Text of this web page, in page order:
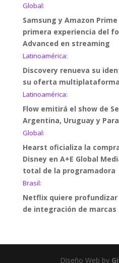
Global:
Samsung y Amazon
primera experiencia del
Advanced en streaming
Latinoamérica:
Discovery renueva su
su oferta multiplataforma
Latinoamérica:
Flow emitirá el show de
Argentina, Uruguay y
Global:
Hearst oficializa la
Disney en A+E Global
total de la programadora
Brasil:
Netflix quiere
de integración de
Diseño Web by